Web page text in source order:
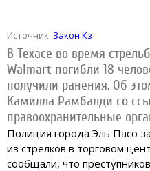
Источник: Закон Кз
В Техасе во время
Walmart погибли 18
получили ранения. Об
Камилла Рамбалди со
правоохранительные
Полиция города Эль Пасо
из стрелков в торговом
сообщали, что